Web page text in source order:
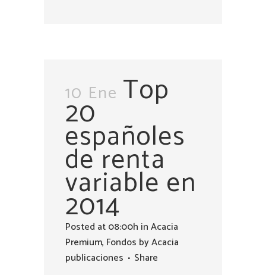
10 Ene Top
20
españoles
de renta
variable en
2014
Posted at 08:00h inAcacia
Premium, Fondos byAcacia
publicaciones
Share